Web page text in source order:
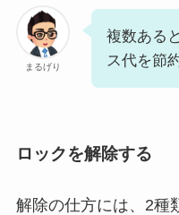
まるげり
複数ある
ス代を節
ロックを解除する
解除の仕方には、2種